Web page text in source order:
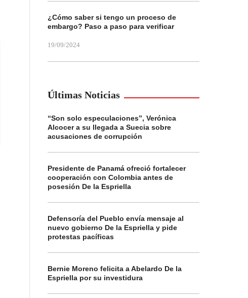
¿Cómo saber si tengo un proceso de
embargo? Paso a paso para verificar
19/09/2024
Últimas Noticias
“Son solo especulaciones”, Verónica
Alcocer a su llegada a Suecia sobre
acusaciones de corrupción
Presidente de Panamá ofreció fortalecer
cooperación con Colombia antes de
posesión De la Espriella
Defensoría del Pueblo envía mensaje al
nuevo gobierno De la Espriella y pide
protestas pacíficas
Bernie Moreno felicita a Abelardo De la
Espriella por su investidura